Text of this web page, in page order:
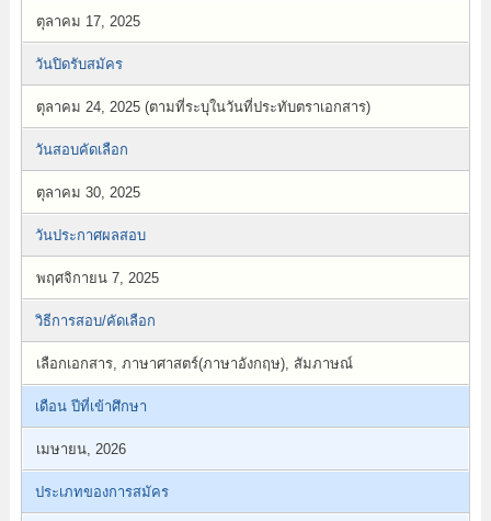
ตุลาคม 17, 2025
วันปิดรับสมัคร
ตุลาคม 24, 2025 (ตามที่ระบุในวันที่ประทับตราเอกสาร)
วันสอบคัดเลือก
ตุลาคม 30, 2025
วันประกาศผลสอบ
พฤศจิกายน 7, 2025
วิธีการสอบ/คัดเลือก
เลือกเอกสาร, ภาษาศาสตร์(ภาษาอังกฤษ), สัมภาษณ์
เดือน ปีที่เข้าศึกษา
เมษายน, 2026
ประเภทของการสมัคร